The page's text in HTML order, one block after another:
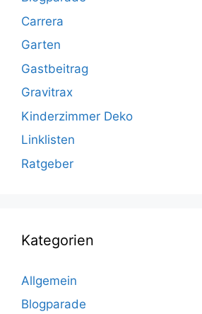
Carrera
Garten
Gastbeitrag
Gravitrax
Kinderzimmer Deko
Linklisten
Ratgeber
Kategorien
Allgemein
Blogparade